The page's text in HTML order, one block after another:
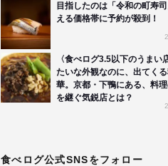
目指したのは「令和の町寿
える価格帯に予約が殺到！
〈食べログ3.5以下のうまい
たいな外観なのに、出てく
華。京都・下鴨にある、料
を継ぐ気鋭店とは？
食べログ公式SNSをフォロー